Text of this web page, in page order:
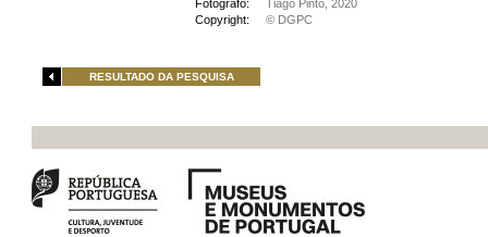
Fotógrafo:
Tiago Pinto, 2020
Copyright:
© DGPC
RESULTADO DA PESQUISA